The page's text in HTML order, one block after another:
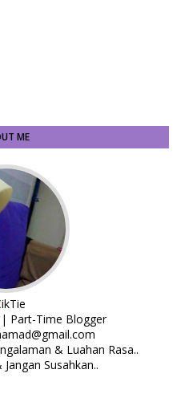
ME
Part-Time Blogger
& Luahan Rasa..
Susahkan..